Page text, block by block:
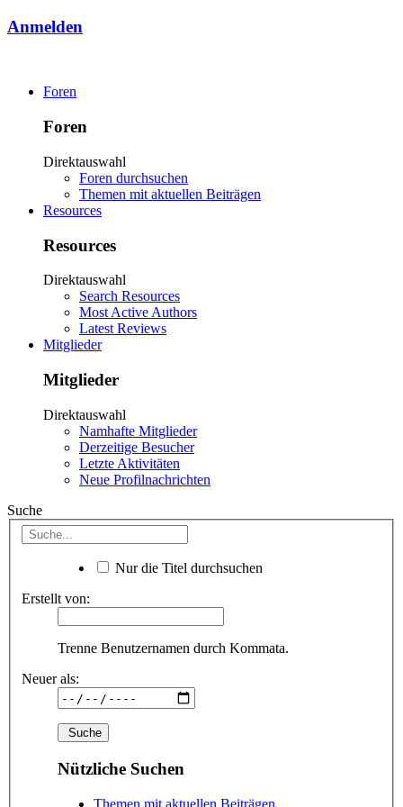
Anmelden
Foren
Foren
Direktauswahl
Foren durchsuchen
Themen mit aktuellen Beiträgen
Resources
Resources
Direktauswahl
Search Resources
Most Active Authors
Latest Reviews
Mitglieder
Mitglieder
Direktauswahl
Namhafte Mitglieder
Derzeitige Besucher
Letzte Aktivitäten
Neue Profilnachrichten
Suche
Nur die Titel durchsuchen
Erstellt von:
Trenne Benutzernamen durch Kommata.
Neuer als:
Nützliche Suchen
Themen mit aktuellen Beiträgen